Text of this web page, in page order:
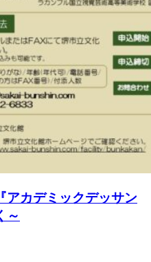
アカデミックデッサン
～